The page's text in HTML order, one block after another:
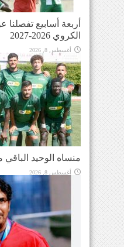
أربعة أسابيع
الكروي 2026-2027
أغسطس 8, 2026
منساه الوحيد
أغسطس 8, 2026